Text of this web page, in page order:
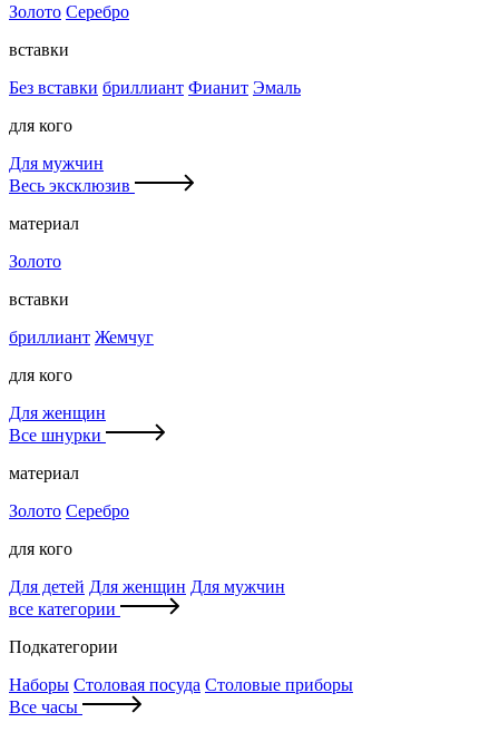
Золото Серебро
вставки
Без вставки бриллиант Фианит Эмаль
для кого
Для мужчин
Весь эксклюзив
материал
Золото
вставки
бриллиант Жемчуг
для кого
Для женщин
Все шнурки
материал
Золото Серебро
для кого
Для детей Для женщин Для мужчин
все категории
Подкатегории
Наборы Столовая посуда Столовые приборы
Все часы